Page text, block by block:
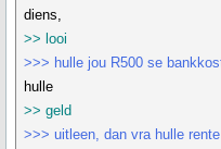
diens,
>> looi
>>> hulle jou R500 se
hulle
>> geld
>>> uitleen, dan vra hulle